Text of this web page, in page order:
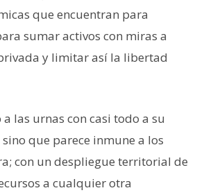
que encuentran para
sumar activos con miras a
y limitar así la libertad
las urnas con casi todo a su
que parece inmune a los
con un despliegue territorial de
a cualquier otra